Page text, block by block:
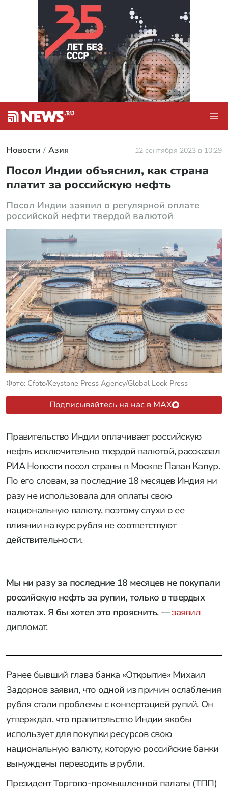
Новости Азия 12 сентября 2023 в 10:29
Посол Индии объяснил, как страна
платит за российскую нефть
Посол Индии заявил о регулярной оплате
российской нефти твердой валютой
Фото: Cfoto/Keystone Press Agency/Global Look Press
Подписывайтесь на нас в MAX
Правительство Индии оплачивает российскую
нефть исключительно твердой валютой, рассказал
РИА Новости посол страны в Москве Паван Капур.
По его словам, за последние 18 месяцев Индия ни
разу не использовала для оплаты свою
национальную валюту, поэтому слухи о ее
влиянии на курс рубля не соответствуют
действительности.
Мы ни разу за последние 18 месяцев не покупали
российскую нефть за рупии, только в твердых
валютах. Я бы хотел это прояснить, —заявил
дипломат.
Ранее бывший глава банка «Открытие» Михаил
Задорнов заявил, что одной из причин ослабления
рубля стали проблемы с конвертацией рупий. Он
утверждал, что правительство Индии якобы
использует для покупки ресурсов свою
национальную валюту, которую российские банки
вынуждены переводить в рубли.
Президент Торгово-промышленной палаты (ТПП)